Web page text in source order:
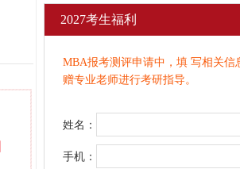
2027考生福利
MBA报考测评申请中，填 写相关信
赠专业老师进行考研指导。
姓名：
手机：